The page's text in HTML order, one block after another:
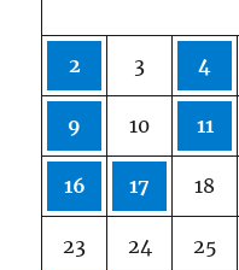
2 3 4
9 10 11
16 17 18
23 24 25